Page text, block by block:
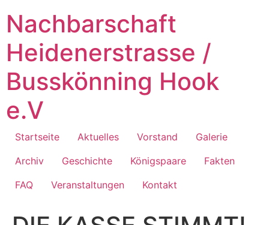
Inhalt
springen
Nachbarschaft
Heidenerstrasse /
Busskönning Hook
e.V
Startseite Aktuelles Vorstand
Galerie
Archiv
Geschichte Königspaare
Fakten
FAQ
Veranstaltungen Kontakt